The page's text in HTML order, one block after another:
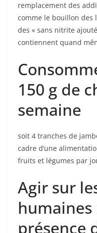
remplacement des
comme le bouillon des
des « sans nitrite
contiennent quand
150 g de
semaine
soit 4 tranches de
cadre d’une
fruits et légumes par
Agir sur
présence